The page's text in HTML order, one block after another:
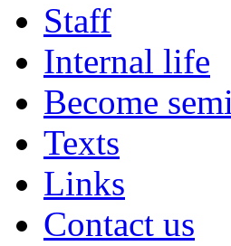
Staff
Internal life
Become
Texts
Links
Contact us